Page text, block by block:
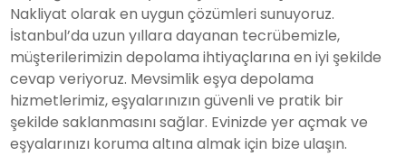
Nakliyat olarak en uygun çözümleri sunuyoruz.
İstanbul’da uzun yıllara dayanan tecrübemizle,
müşterilerimizin depolama ihtiyaçlarına en iyi şekilde
cevap veriyoruz. Mevsimlik eşya depolama
hizmetlerimiz, eşyalarınızın güvenli ve pratik bir
şekilde saklanmasını sağlar. Evinizde yer açmak ve
eşyalarınızı koruma altına almak için bize ulaşın.